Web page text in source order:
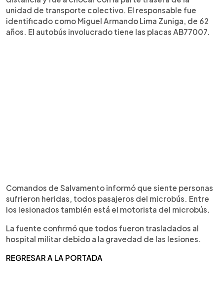
unidad de transporte colectivo. El responsable fue
identificado como Miguel Armando Lima Zuniga, de 62
años. El autobús involucrado tiene las placas AB77007.
Comandos de Salvamento informó que siente personas
sufrieron heridas, todos pasajeros del microbús. Entre
los lesionados también está el motorista del microbús.
La fuente confirmó que todos fueron trasladados al
hospital militar debido a la gravedad de las lesiones.
REGRESAR A LA PORTADA